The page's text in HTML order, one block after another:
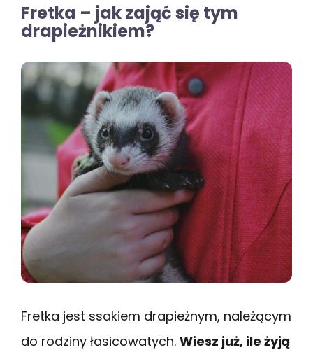
Fretka – jak zająć się tym
drapieżnikiem?
Fretka jest ssakiem drapieżnym, należącym
do rodziny łasicowatych. Wiesz już, ile żyją